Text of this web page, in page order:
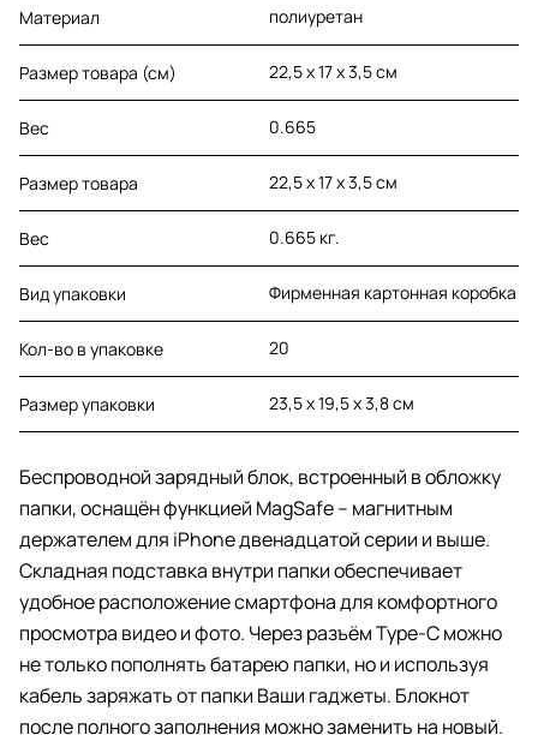
Материал полиуретан
Размер товара (см) 22,5 х 17 х 3,5 см
Вес 0.665
Размер товара 22,5 х 17 х 3,5 см
Вес 0.665 кг.
Вид упаковки Фирменная картонная коробка
Кол-во в упаковке 20
Размер упаковки 23,5 х 19,5 х 3,8 см
Беспроводной зарядный блок, встроенный в обложку
папки, оснащён функцией MagSafe – магнитным
держателем для iPhone двенадцатой серии и выше.
Складная подставка внутри папки обеспечивает
удобное расположение смартфона для комфортного
просмотра видео и фото. Через разъём Type-C можно
не только пополнять батарею папки, но и используя
кабель заряжать от папки Ваши гаджеты. Блокнот
после полного заполнения можно заменить на новый.